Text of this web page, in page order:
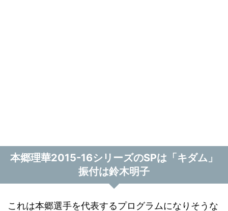
本郷理華2015-16シリーズのSPは「キダム」
振付は鈴木明子
これは本郷選手を代表するプログラムになりそうな